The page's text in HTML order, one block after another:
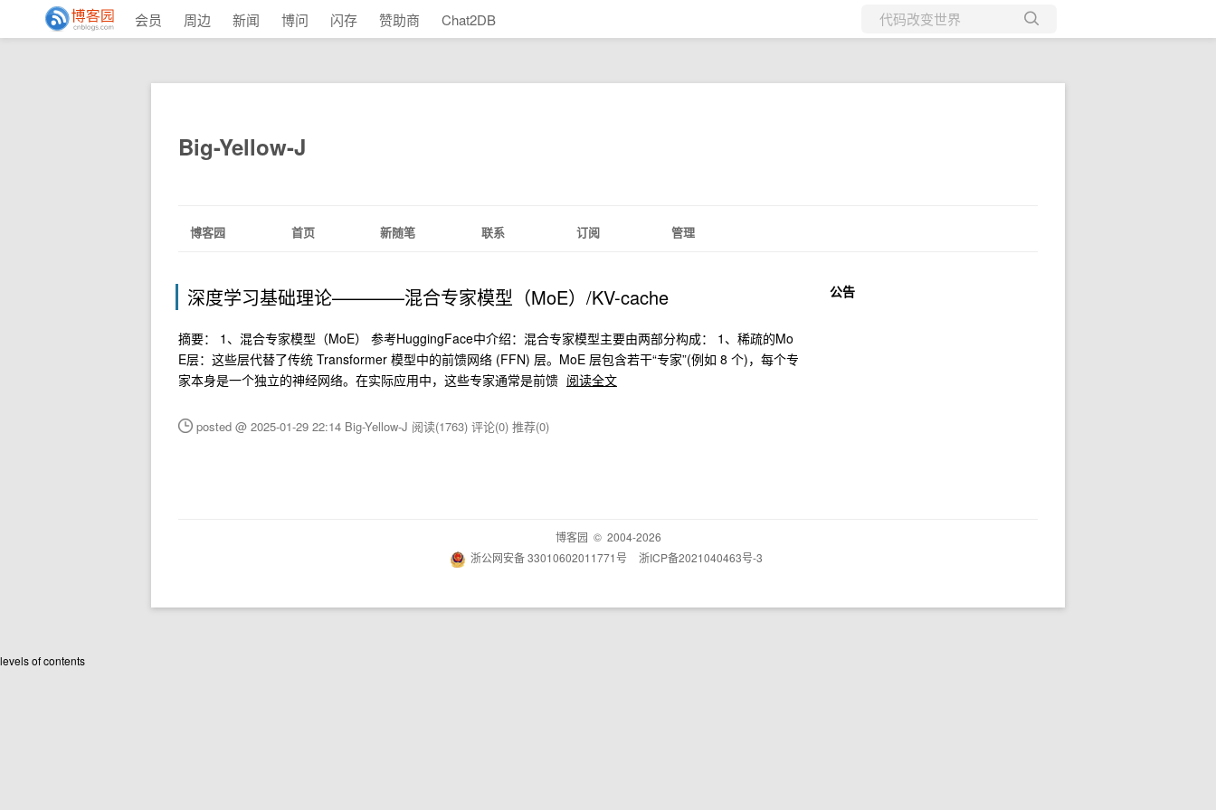
会员 周边 新闻 博问 闪存 赞助商 Chat2DB
当前博客
Big-Yellow-J
博客园 首页 新随笔 联系 订阅 管理
深度学习基础理论————混合专家模型（MoE）/KV-cache
摘要： 1、混合专家模型（MoE） 参考HuggingFace中介绍：混合专家模型主要由两部分构成： 1、稀疏的Mo
E层：这些层代替了传统 Transformer 模型中的前馈网络 (FFN) 层。MoE 层包含若干“专家”(例如 8 个)，每个专
家本身是一个独立的神经网络。在实际应用中，这些专家通常是前馈 阅读全文
posted @ 2025-01-29 22:14 Big-Yellow-J 阅读(1763) 评论(0) 推荐(0)
公告
博客园 © 2004-2026
浙公网安备 33010602011771号
浙ICP备2021040463号-3
levels of contents